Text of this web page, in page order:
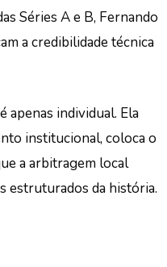
Séries A e B, Fernando
a credibilidade técnica
apenas individual. Ela
institucional, coloca o
a arbitragem local
estruturados da história.